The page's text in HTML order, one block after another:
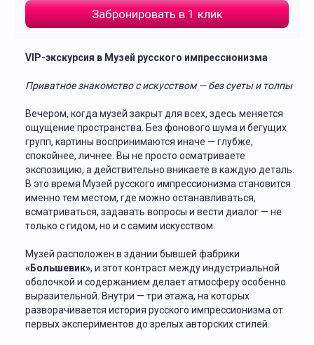
Забронировать в 1 клик
VIP-экскурсия в Музей русского импрессионизма
Приватное знакомство с искусством — без суеты и толпы
Вечером, когда музей закрыт для всех, здесь меняется
ощущение пространства. Без фонового шума и бегущих
групп, картины воспринимаются иначе — глубже,
спокойнее, личнее. Вы не просто осматриваете
экспозицию, а действительно вникаете в каждую деталь.
В это время Музей русского импрессионизма становится
именно тем местом, где можно останавливаться,
всматриваться, задавать вопросы и вести диалог — не
только с гидом, но и с самим искусством.
Музей расположен в здании бывшей фабрики
«Большевик», и этот контраст между индустриальной
оболочкой и содержанием делает атмосферу особенно
выразительной. Внутри — три этажа, на которых
разворачивается история русского импрессионизма от
первых экспериментов до зрелых авторских стилей.